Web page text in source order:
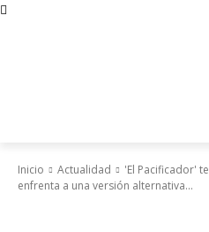
Inicio Actualidad
'El Pacificador'
enfrenta a una versión alternativa...